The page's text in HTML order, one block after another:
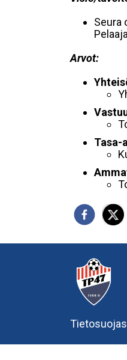
Seura
Arvot:
Tasa-